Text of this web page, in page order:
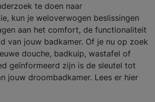
te doen naar
kun je weloverwogen beslissingen
aan het comfort, de functionaliteit
van jouw badkamer. Of je nu op zoek
douche, badkuip, wastafel of
geïnformeerd zijn is de sleutel tot
jouw droombadkamer. Lees er hier